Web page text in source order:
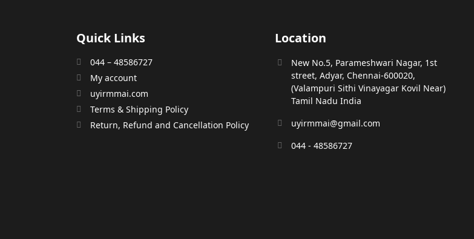
Quick Links
044 – 48586727
My account
uyirmmai.com
Terms & Shipping Policy
Return, Refund and Cancellation Policy
Location
New No.5, Parameshwari Nagar, 1st
street, Adyar, Chennai-600020,
(Valampuri Sithi Vinayagar Kovil Near)
Tamil Nadu India
uyirmmai@gmail.com
044 - 48586727